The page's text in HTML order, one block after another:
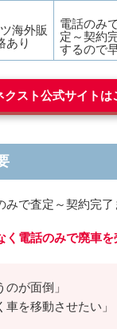
海外販
あり
電話のみ
定～契約
するので
クスト公式サイトは
で査定～契約完了
電話のみで廃車を
のが面倒」
車を移動させたい」